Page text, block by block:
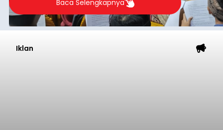
Baca Selengkapnya
Iklan